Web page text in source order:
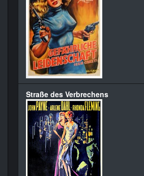
Straße des Verbrechens